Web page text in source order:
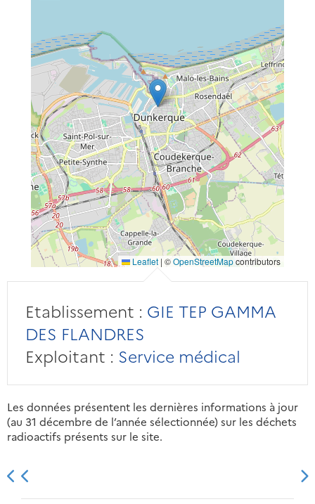
Leaflet | ©OpenStreetMapcontributors
Etablissement : GIE TEP GAMMA
DES FLANDRES
Exploitant : Service médical
Les données présentent les dernières informations à jour
(au 31 décembre de l’année sélectionnée) sur les déchets
radioactifs présents sur le site.